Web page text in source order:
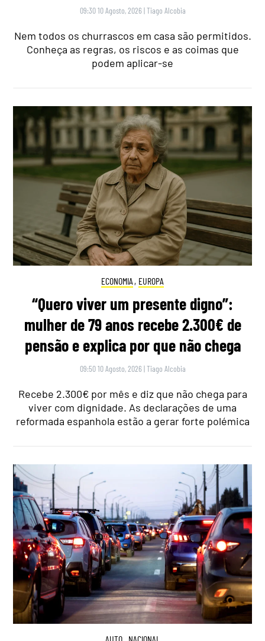
09:30 10 Agosto, 2026 |Tiago Alcobia
Nem todos os churrascos em casa são permitidos.
Conheça as regras, os riscos e as coimas que
podem aplicar-se
ECONOMIA , EUROPA
“Quero viver um presente digno”:
mulher de 79 anos recebe 2.300€ de
pensão e explica por que não chega
09:50 10 Agosto, 2026 |Tiago Alcobia
Recebe 2.300€ por mês e diz que não chega para
viver com dignidade. As declarações de uma
reformada espanhola estão a gerar forte polémica